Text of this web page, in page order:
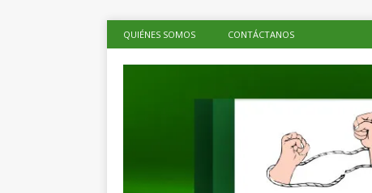
QUIÉNES SOMOS CONTÁCTANOS